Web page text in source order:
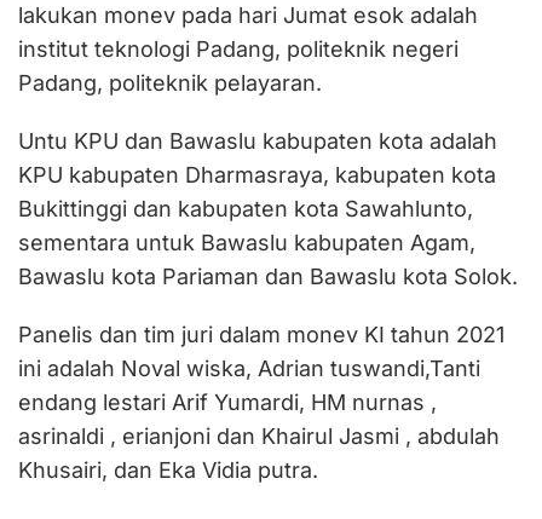
lakukan monev pada hari Jumat esok adalah
institut teknologi Padang, politeknik negeri
Padang, politeknik pelayaran.
Untu KPU dan Bawaslu kabupaten kota adalah
KPU kabupaten Dharmasraya, kabupaten kota
Bukittinggi dan kabupaten kota Sawahlunto,
sementara untuk Bawaslu kabupaten Agam,
Bawaslu kota Pariaman dan Bawaslu kota Solok.
Panelis dan tim juri dalam monev KI tahun 2021
ini adalah Noval wiska, Adrian tuswandi,Tanti
endang lestari Arif Yumardi, HM nurnas ,
asrinaldi , erianjoni dan Khairul Jasmi , abdulah
Khusairi, dan Eka Vidia putra.